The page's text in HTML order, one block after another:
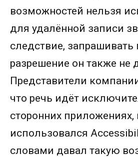
возможностей нельзя
для удалённой записи
следствие, запрашивать
разрешение он также не
Представители
что речь идёт
сторонних приложениях,
использовался
словами давал такую